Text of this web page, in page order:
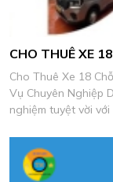
CHO THUÊ XE
Cho Thuê Xe 18
Vụ Chuyên Nghiệp
nghiệm tuyệt vời